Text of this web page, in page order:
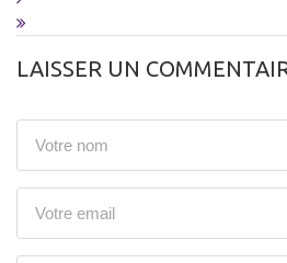
LAISSER UN